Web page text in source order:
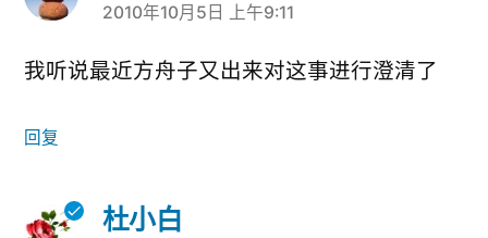
说：
2010年10月5日 上午9:11
我听说最近方舟子又出来对这事进行澄清了
回复
杜小白